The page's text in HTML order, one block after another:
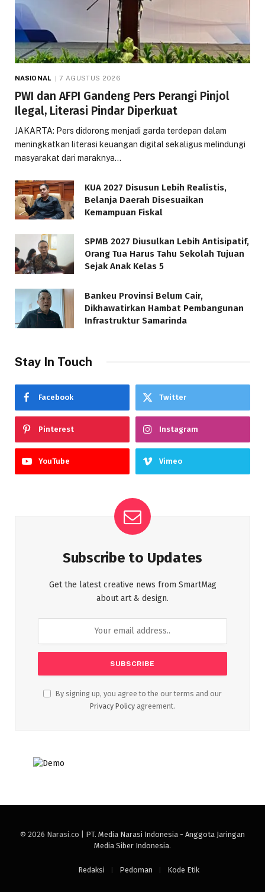
NASIONAL 7 AGUSTUS 2026
PWI dan AFPI Gandeng Pers Perangi Pinjol
Ilegal, Literasi Pindar Diperkuat
JAKARTA: Pers didorong menjadi garda terdepan dalam
meningkatkan literasi keuangan digital sekaligus melindungi
masyarakat dari maraknya…
KUA 2027 Disusun Lebih Realistis,
Belanja Daerah Disesuaikan
Kemampuan Fiskal
SPMB 2027 Diusulkan Lebih Antisipatif,
Orang Tua Harus Tahu Sekolah Tujuan
Sejak Anak Kelas 5
Bankeu Provinsi Belum Cair,
Dikhawatirkan Hambat Pembangunan
Infrastruktur Samarinda
Stay In Touch
Facebook Twitter
Pinterest Instagram
YouTube Vimeo
Subscribe to Updates
Get the latest creative news from SmartMag
about art & design.
By signing up, you agree to the our terms and our
Privacy Policy agreement.
© 2026 Narasi.co | PT. Media Narasi Indonesia - Anggota Jaringan
Media Siber Indonesia.
Redaksi Pedoman Kode Etik